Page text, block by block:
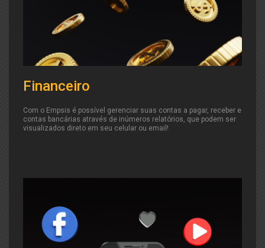
Financeiro
Com o Empsis é possível gerenciar suas contas a pagar, receber e
contas bancárias através de inúmeros relatórios, que podem ser
visualizados direto em seu celular ou email!